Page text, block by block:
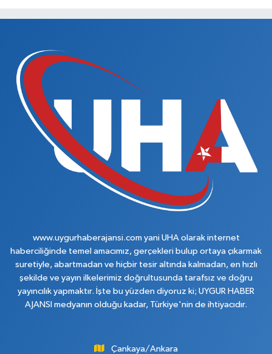
www.uygurhaberajansi.com yani UHA olarak internet
haberciliğinde temel amacımız, gerçekleri bulup ortaya çıkarmak
suretiyle, abartmadan ve hiçbir tesir altında kalmadan, en hızlı
şekilde ve yayın ilkelerimiz doğrultusunda tarafsız ve doğru
yayıncılık yapmaktır. İşte bu yüzden diyoruz ki; UYGUR HABER
AJANSI medyanın olduğu kadar, Türkiye'nin de ihtiyacıdır.
Çankaya/Ankara